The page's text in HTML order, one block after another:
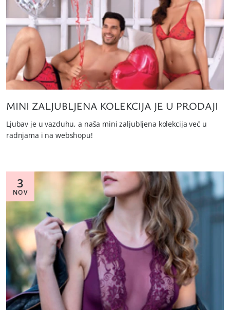
MINI ZALJUBLJENA KOLEKCIJA JE U PRODAJI
Ljubav je u vazduhu, a naša mini zaljubljena kolekcija već u
radnjama i na webshopu!
3
NOV